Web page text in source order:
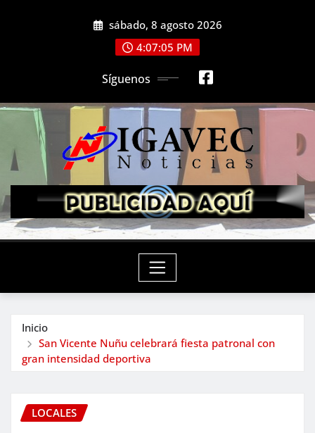
sábado, 8 agosto 2026
4:07:06 PM
Síguenos
Inicio
San Vicente Nuñu celebrará fiesta patronal con
gran intensidad deportiva
LOCALES